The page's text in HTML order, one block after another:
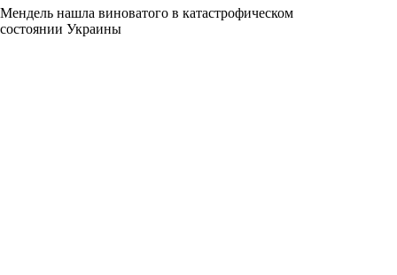
Мендель нашла виноватого в катастрофическом
состоянии Украины